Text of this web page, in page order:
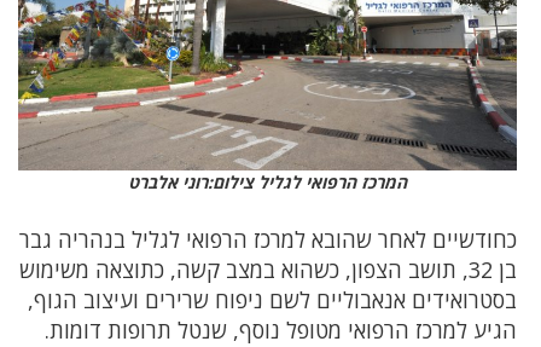
המרכז הרפואי לגליל צילום:רוני אלברט
כחודשיים לאחר שהובא למרכז הרפואי לגליל בנהריה גבר
בן 32, תושב הצפון, כשהוא במצב קשה, כתוצאה משימוש
בסטרואידים אנאבוליים לשם ניפוח שרירים ועיצוב הגוף,
הגיע למרכז הרפואי מטופל נוסף, שנטל תרופות דומות.